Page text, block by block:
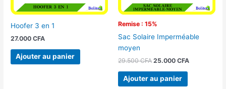
Hoofer 3 en 1
27.000CFA
Ajouter au panier
Remise : 15%
Sac Solaire Imperméable
moyen
29.500CFA 25.000 CFA
Ajouter au panier